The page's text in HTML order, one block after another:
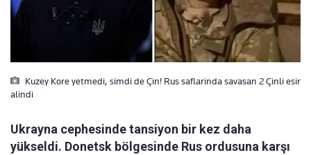
Kuzey Kore yetmedi, simdi de Çin! Rus saflarinda savasan 2 Çinli esir
alindi
Ukrayna cephesinde tansiyon bir kez daha
yükseldi. Donetsk bölgesinde Rus ordusuna karşı